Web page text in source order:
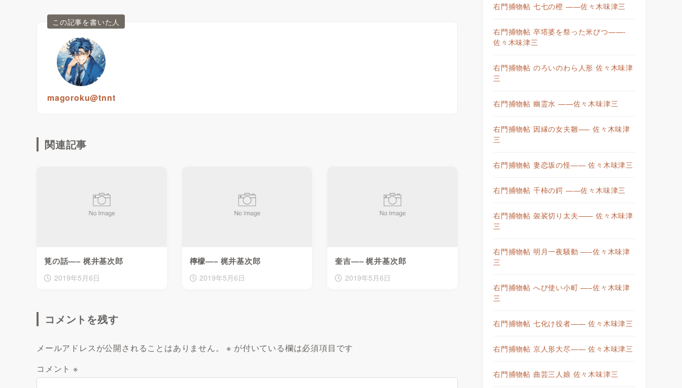
この記事を書いた人
magoroku@tnnt
関連記事
筧の話—– 梶井基次郎
2019年5月6日
檸檬—– 梶井基次郎
2019年5月6日
奎吉—– 梶井基次郎
2019年5月6日
コメントを残す
メールアドレスが公開されることはありません。 ※ が付いている欄は必須項目です
コメント ※
右門捕物帖 七七の橙 ——佐々木味津三
右門捕物帖 卒塔婆を祭った米びつ——-
佐々木味津三
右門捕物帖 のろいのわら人形 佐々木味津
三
右門捕物帖 幽霊水 ——佐々木味津三
右門捕物帖 因縁の女夫雛—– 佐々木味津
三
右門捕物帖 妻恋坂の怪—— 佐々木味津三
右門捕物帖 千柿の鍔 ——佐々木味津三
右門捕物帖 袈裟切り太夫—— 佐々木味津
三
右門捕物帖 明月一夜騒動 —–佐々木味津
三
右門捕物帖 へび使い小町 —–佐々木味津
三
右門捕物帖 七化け役者—— 佐々木味津三
右門捕物帖 京人形大尽—— 佐々木味津三
右門捕物帖 曲芸三人娘 佐々木味津三